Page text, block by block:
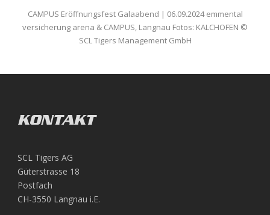
CAMPUS Eröffnungsfest Galaabend | 06.09.2024 emmental
versicherung arena & CAMPUS, Langnau Fotos: KALCHOFEN ©
SCL Tigers Management GmbH
KONTAKT
SCL Tigers AG
Güterstrasse 18
Postfach
CH-3550 Langnau i.E.